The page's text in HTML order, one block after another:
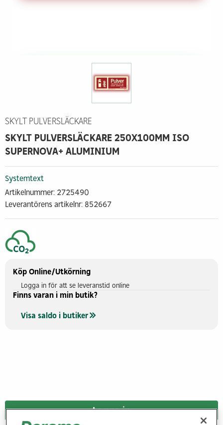
SKYLT PULVERSLÄCKARE
SKYLT PULVERSLÄCKARE 250X100MM ISO
SUPERNOVA+ ALUMINIUM
Systemtext
Artikelnummer: 2725490
Leverantörens artikelnr: 852667
Köp Online/Utkörning
Logga in för att se leveranstid online
Finns varan i min butik?
Visa saldo i butiker
Logga in